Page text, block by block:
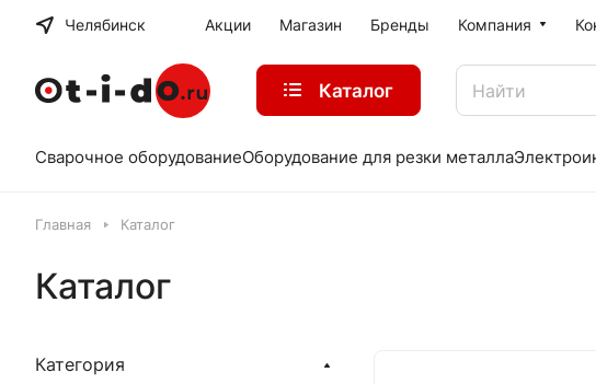
Челябинск Акции Магазин Бренды Компания
Каталог
Сварочное оборудованиеОборудование для резки металла
Главная Каталог
Каталог
Категория